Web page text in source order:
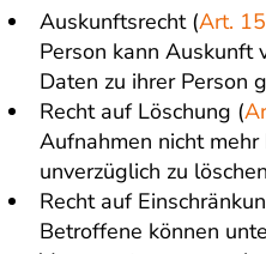
Auskunftsrecht (Art.
Person kann Auskunft
Daten zu ihrer Person
Recht auf Löschung (
Aufnahmen nicht
unverzüglich zu
Recht auf
Betroffene können